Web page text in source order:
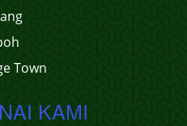
Town
KAMI